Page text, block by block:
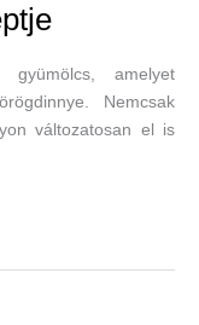
gyümölcs, amelyet
Nemcsak
változatosan el is